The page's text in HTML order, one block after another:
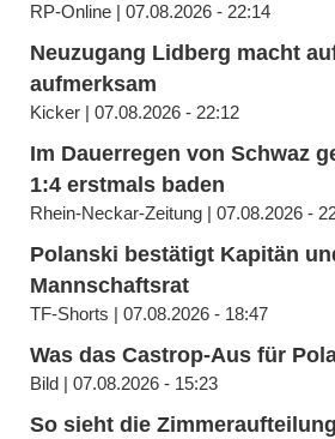
RP-Online | 07.08.2026 - 22:14
Neuzugang Lidberg macht
aufmerksam
Kicker | 07.08.2026 - 22:12
Im Dauerregen von Schwaz
1:4 erstmals baden
Rhein-Neckar-Zeitung | 07.08.2026 -
Polanski bestätigt Kapitän
Mannschaftsrat
TF-Shorts | 07.08.2026 - 18:47
Was das Castrop-Aus für
Bild | 07.08.2026 - 15:23
So sieht die